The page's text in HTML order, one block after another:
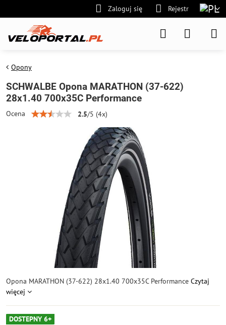
Zaloguj się Rejestr
Opony
SCHWALBE Opona MARATHON (37-622)
28x1.40 700x35C Performance
Ocena 2.5/5 (4x)
Opona MARATHON (37-622) 28x1.40 700x35C Performance Czytaj
więcej
DOSTEPNY 6+